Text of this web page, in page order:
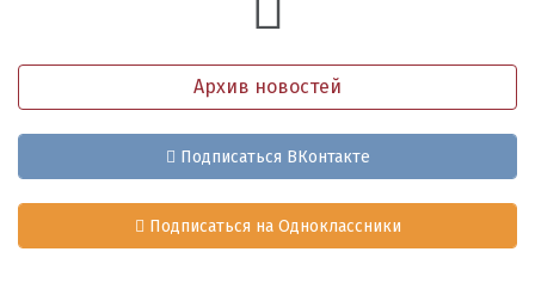
Архив новостей
Подписаться ВКонтакте
Подписаться на Одноклассники